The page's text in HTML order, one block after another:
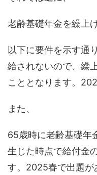
老齢基礎年金を繰上
以下に要件を示す通
給されないので、繰
こととなります。
また、
65歳時に老齢基礎年
生じた時点で給付金
す。2025春で出題が